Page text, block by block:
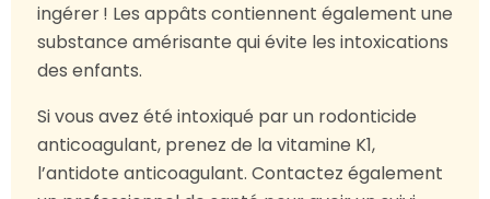
ingérer ! Les appâts contiennent également une
substance amérisante qui évite les intoxications
des enfants.
Si vous avez été intoxiqué par un rodonticide
anticoagulant, prenez de la vitamine K1,
l’antidote anticoagulant. Contactez également